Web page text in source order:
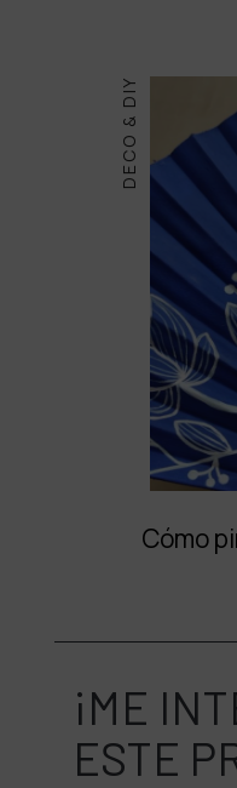
DECO & DIY
Cómo
¡ME
ESTE